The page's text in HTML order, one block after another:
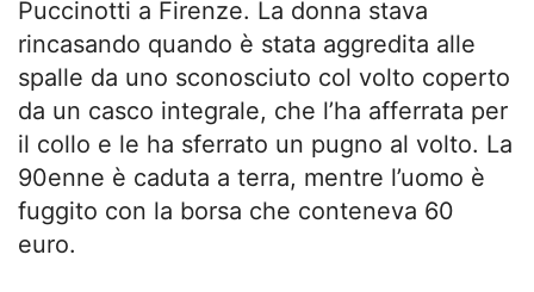
Puccinotti a Firenze. La donna stava
rincasando quando è stata aggredita alle
spalle da uno sconosciuto col volto coperto
da un casco integrale, che l’ha afferrata per
il collo e le ha sferrato un pugno al volto. La
90enne è caduta a terra, mentre l’uomo è
fuggito con la borsa che conteneva 60
euro.